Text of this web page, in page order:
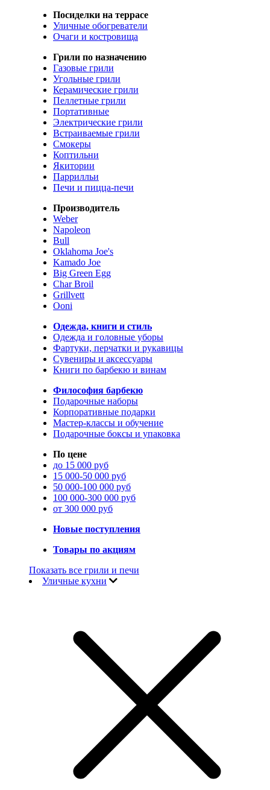
Посиделки на террасе
Уличные обогреватели
Очаги и костровища
Грили по назначению
Газовые грили
Угольные грили
Керамические грили
Пеллетные грили
Портативные
Электрические грили
Встраиваемые грили
Смокеры
Коптильни
Якитории
Паррилльи
Печи и пицца-печи
Производитель
Weber
Napoleon
Bull
Oklahoma Joe's
Kamado Joe
Big Green Egg
Char Broil
Grillvett
Ooni
Одежда, книги и стиль
Одежда и головные уборы
Фартуки, перчатки и рукавицы
Сувениры и аксессуары
Книги по барбекю и винам
Философия барбекю
Подарочные наборы
Корпоративные подарки
Мастер-классы и обучение
Подарочные боксы и упаковка
По цене
до 15 000 руб
15 000-50 000 руб
50 000-100 000 руб
100 000-300 000 руб
от 300 000 руб
Новые поступления
Товары по акциям
Показать все грили и печи
Уличные кухни